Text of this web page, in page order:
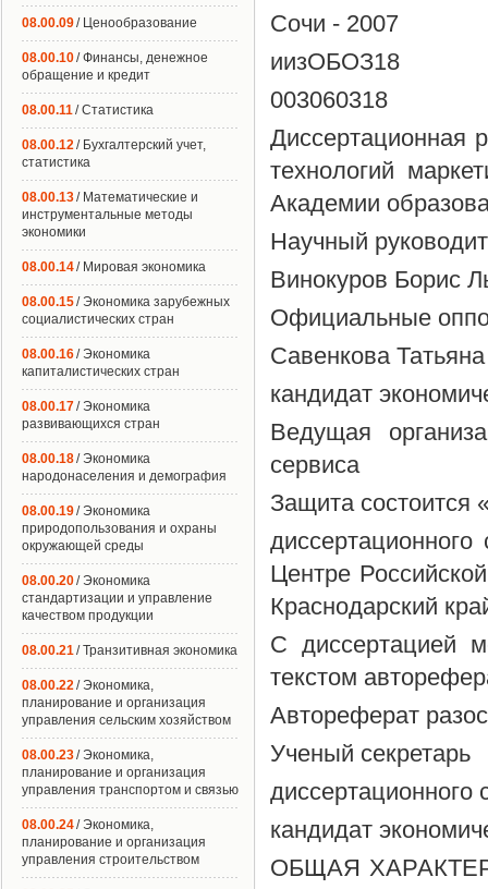
Сочи - 2007
иизОБОЗ18
003060318
Диссертационная
технологий
Академии
Научный
Винокуров Борис
Официальные
Савенкова
кандидат
Ведущая
сервиса
Защита состоится
Центре
Краснодарский
С диссертацией
текстом
Автореферат
Ученый секретарь
диссертационного
кандидат
ОБЩАЯ
08.00.09/ Ценообразование
08.00.10/ Финансы, денежное
обращение и кредит
08.00.11/ Статистика
08.00.12/ Бухгалтерский учет,
статистика
08.00.13/ Математические и
инструментальные методы
экономики
08.00.14/ Мировая экономика
08.00.15/ Экономика зарубежных
социалистических стран
08.00.16/ Экономика
капиталистических стран
08.00.17/ Экономика
развивающихся стран
08.00.18/ Экономика
народонаселения и демография
08.00.19/ Экономика
природопользования и охраны
окружающей среды
08.00.20/ Экономика
стандартизации и управление
качеством продукции
08.00.21/ Транзитивная экономика
08.00.22/ Экономика,
планирование и организация
управления сельским хозяйством
08.00.23/ Экономика,
планирование и организация
управления транспортом и связью
08.00.24/ Экономика,
планирование и организация
управления строительством